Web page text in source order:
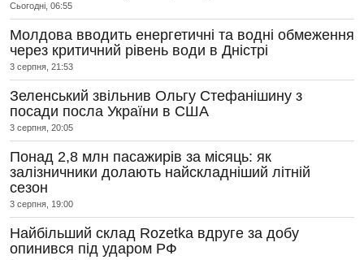
Сьогодні, 06:55
Молдова вводить енергетичні та водні обмеження
через критичний рівень води в Дністрі
3 серпня, 21:53
Зеленський звільнив Ольгу Стефанішину з
посади посла України в США
3 серпня, 20:05
Понад 2,8 млн пасажирів за місяць: як
залізничники долають найскладніший літній
сезон
3 серпня, 19:00
Найбільший склад Rozetka вдруге за добу
опинився під ударом РФ